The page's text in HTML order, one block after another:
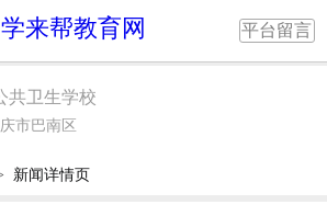
学来帮教育网 平台留言
共卫生学校
市巴南区
新闻详情页